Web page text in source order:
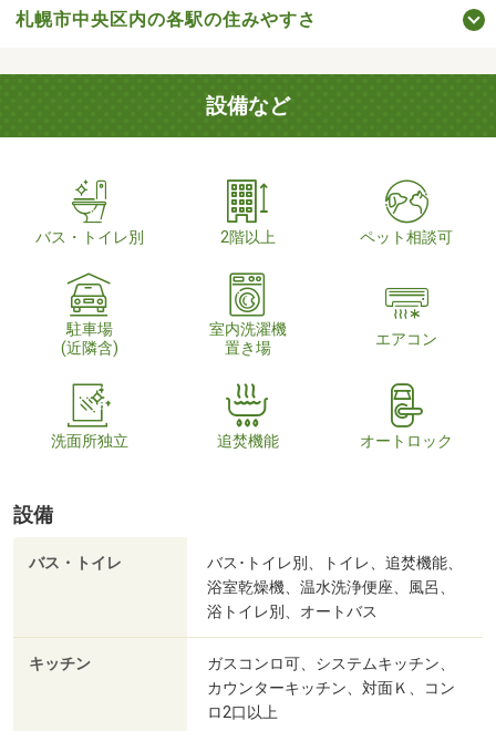
札幌市中央区内の各駅の住みやすさ
設備など
バス・トイレ別 2階以上 ペット相談可
駐車場
(近隣含)
室内洗濯機
置き場
エアコン
洗面所独立 追焚機能 オートロック
設備
バス・トイレ
バス･トイレ別、トイレ、追焚機能、
浴室乾燥機、温水洗浄便座、風呂、
浴トイレ別、オートバス
キッチン
ガスコンロ可、システムキッチン、
カウンターキッチン、対面Ｋ、コン
ロ2口以上